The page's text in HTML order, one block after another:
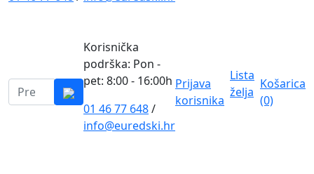
Pretraži:
Korisnička
podrška: Pon -
pet: 8:00 - 16:00h
01 46 77 648/
info@euredski.hr
Prijava
korisnika
Lista
želja
Košarica
(0)